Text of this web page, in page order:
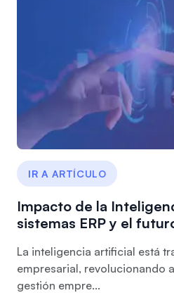
IR A ARTÍCULO
Impacto de la
sistemas ERP y el
La inteligencia artificial está
empresarial, revolucionando
gestión empre...